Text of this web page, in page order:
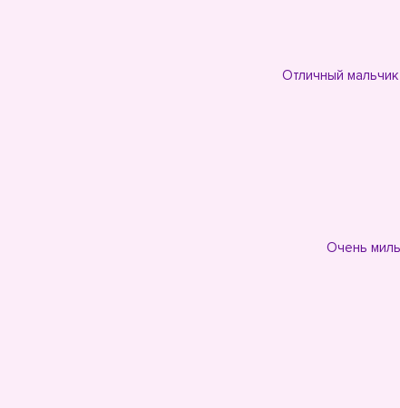
Отличный
Очень